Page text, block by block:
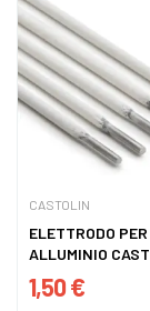
CASTOLIN
ELETTRODO PER
ALLUMINIO
SUPER
1,50 €